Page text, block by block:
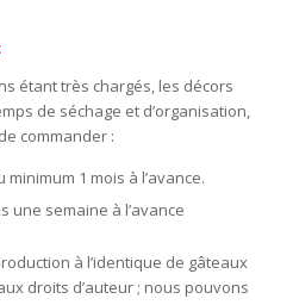
étant très chargés, les décors
de séchage et d’organisation,
commander :
1 mois à l’avance.
une semaine à l’avance
à l’identique de gâteaux
droits d’auteur ; nous pouvons